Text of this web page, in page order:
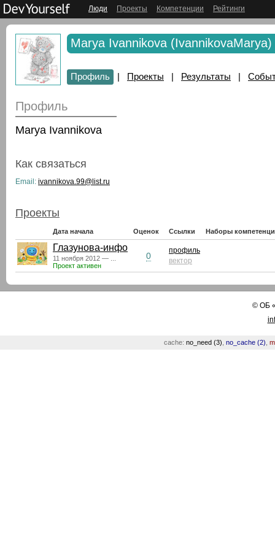
Люди Проекты Компетенции Рейтинги
Marya Ivannikova (IvannikovaMarya)
Профиль | Проекты | Результаты |
Профиль
Marya Ivannikova
Как связаться
Email: ivannikova.99@list.ru
Проекты
Дата начала Оценок Ссылки Наборы
Глазунова-инфо
11 ноября 2012 — ...
Проект активен
0
профиль
вектор
©ОБ
cache: no_need (3) no_cache (2)